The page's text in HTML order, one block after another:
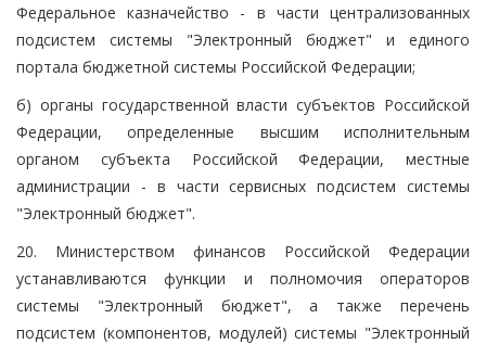
Федеральное казначейство - в части централизованных
подсистем системы "Электронный бюджет" и единого
портала бюджетной системы Российской Федерации;
б) органы государственной власти субъектов Российской
Федерации, определенные высшим исполнительным
органом субъекта Российской Федерации, местные
администрации - в части сервисных подсистем системы
"Электронный бюджет".
20. Министерством финансов Российской Федерации
устанавливаются функции и полномочия операторов
системы "Электронный бюджет", а также перечень
подсистем (компонентов, модулей) системы "Электронный